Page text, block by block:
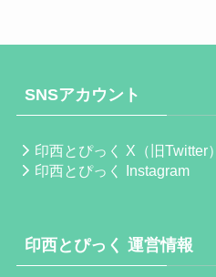
SNSアカウント
印西とぴっく X（旧Twitter）
印西とぴっく Instagram
印西とぴっく 運営情報